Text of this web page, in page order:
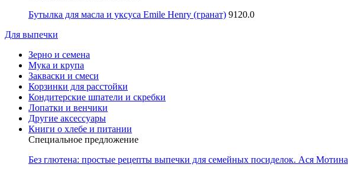
Бутылка для масла и уксуса Emile Henry (гранат) 9120.0
Для выпечки
Зерно и семена
Мука и крупа
Закваски и смеси
Корзинки для расстойки
Кондитерские шпатели и скребки
Лопатки и венчики
Другие аксессуары
Книги о хлебе и питании
Специальное предложение
Без глютена: простые рецепты выпечки для семейных посиделок. Ася Мотина